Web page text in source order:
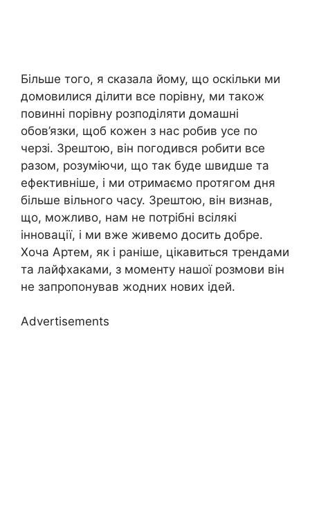
Більше того, я сказала йому, що оскільки ми
домовилися ділити все порівну, ми також
повинні порівну розподіляти домашні
обов’язки, щоб кожен з нас робив усе по
черзі. Зрештою, він погодився робити все
разом, розуміючи, що так буде швидше та
ефективніше, і ми отримаємо протягом дня
більше вільного часу. Зрештою, він визнав,
що, можливо, нам не потрібні всілякі
інновації, і ми вже живемо досить добре.
Хоча Артем, як і раніше, цікавиться трендами
та лайфхаками, з моменту нашої розмови він
не запропонував жодних нових ідей.
Advertisements